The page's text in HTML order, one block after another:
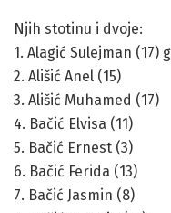
Njih stotinu i dvoje:
1. Alagić Sulejman (17)
2. Ališić Anel (15)
3. Ališić Muhamed (17)
4. Bačić Elvisa (11)
5. Bačić Ernest (3)
6. Bačić Ferida (13)
7. Bačić Jasmin (8)